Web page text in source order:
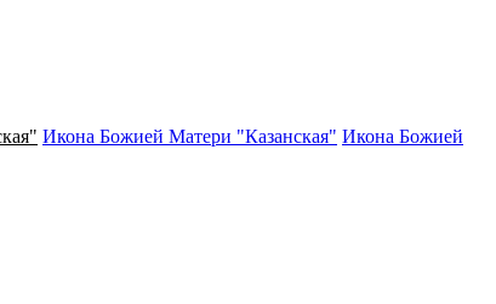
Икона Божией Матери "Казанская" Икона Божией